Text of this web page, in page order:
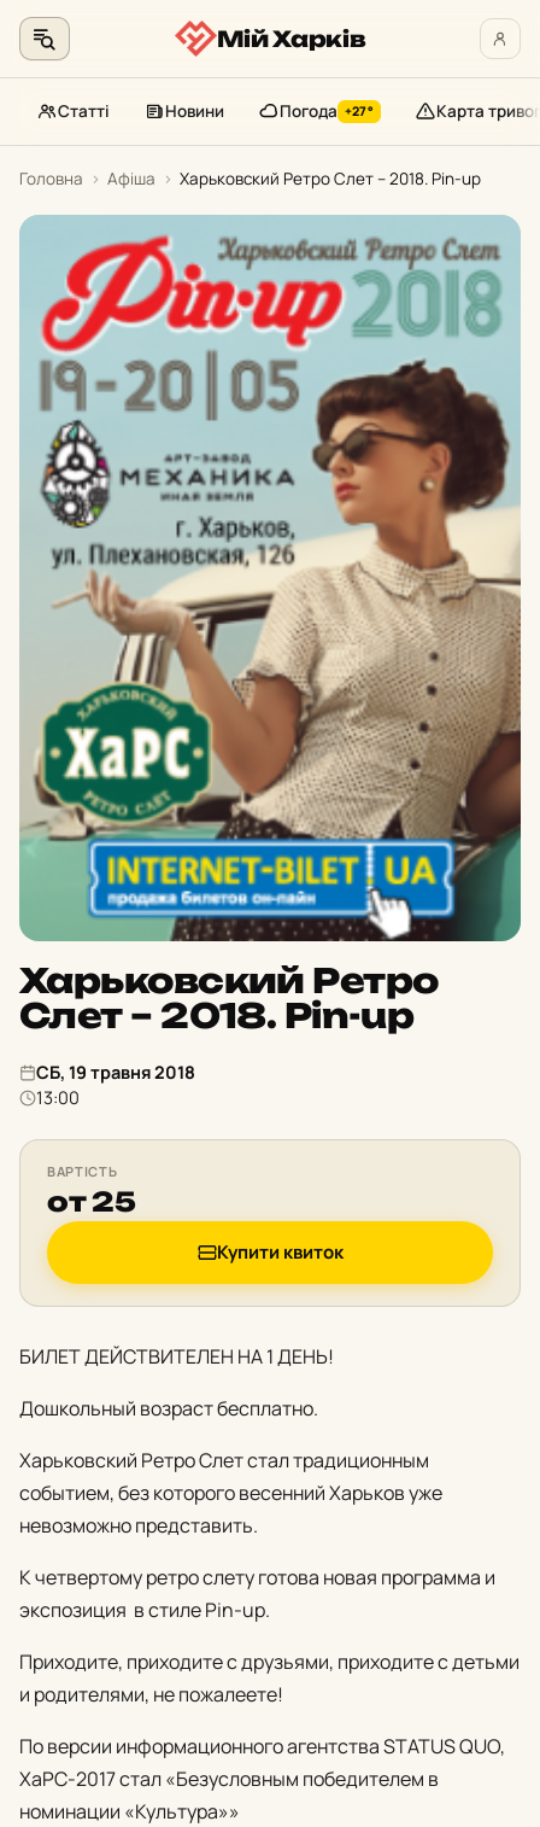
контенту
Мій Харків
Статті Новини Погода +27° Карта тривог
Головна › Афіша › Харьковский Ретро Слет – 2018. Pin-up
Харьковский Ретро
Слет – 2018. Pin-up
СБ, 19 травня 2018
13:00
ВАРТІСТЬ
от 25
Купити квиток
БИЛЕТ ДЕЙСТВИТЕЛЕН НА 1 ДЕНЬ!
Дошкольный возраст бесплатно.
Харьковский Ретро Слет стал традиционным
событием, без которого весенний Харьков уже
невозможно представить.
К четвертому ретро слету готова новая программа и
экспозиция в стиле Pin-up.
Приходите, приходите с друзьями, приходите с детьми
и родителями, не пожалеете!
По версии информационного агентства STATUS QUO,
ХаРС-2017 стал «Безусловным победителем в
номинации «Культура»»